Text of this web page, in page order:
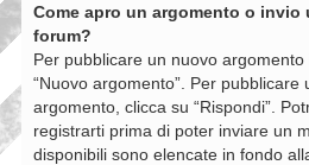
Come apro un argomento o invio
forum?
Per pubblicare un nuovo
“Nuovo argomento”. Per pubblicare
argomento, clicca su “Rispondi”.
registrarti prima di poter inviare un
disponibili sono elencate in fondo